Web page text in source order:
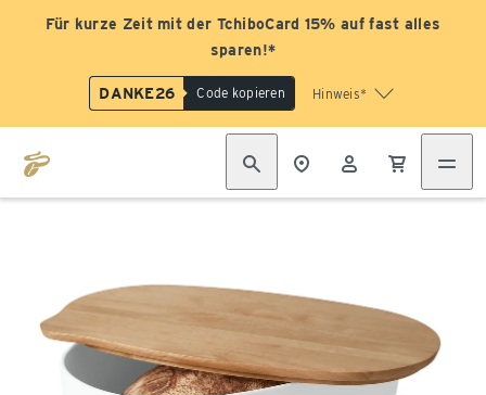
Für kurze Zeit mit der TchiboCard 15% auf fast alles
sparen!*
DANKE26 Code kopieren Hinweis*